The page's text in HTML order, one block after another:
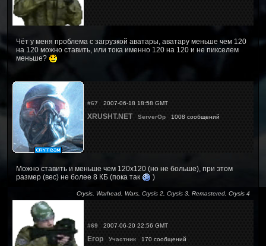
Чёт у меня проблема с загрузкой аватары, аватару меньше чем 120
на 120 можно ставить, или тока именно 120 на 120 и не пикселем
меньше?
#67 2007-06-18 18:58 GMT
XRUSHT.NET ServerOp 1008 сообщений
Можно ставить и меньше чем 120x120 (но не больше), при этом
размер (вес) не более 8 КБ (пока так
)
Crysis, Warhead, Wars, Crysis 2, Crysis 3, Remastered, Crysis 4
#69 2007-06-20 22:56 GMT
Егор Участник 170 сообщений